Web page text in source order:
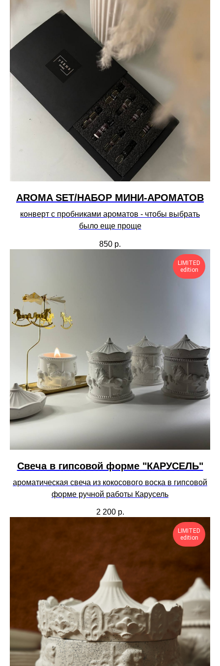
AROMA SET/НАБОР МИНИ-АРОМАТОВ
конверт с пробниками ароматов - чтобы выбрать
было еще проще
850 р.
LIMITED
edition
Свеча в гипсовой форме "КАРУСЕЛЬ"
ароматическая свеча из кокосового воска в гипсовой
форме ручной работы Карусель
2 200 р.
LIMITED
edition